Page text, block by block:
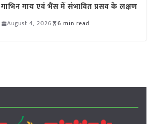
गाभिन गाय एवं भैंस में संभावित प्रसव के लक्षण
August 4, 2026 6 min read